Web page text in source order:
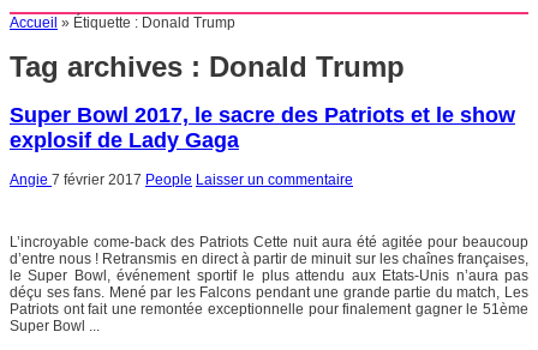
Accueil » Étiquette : Donald Trump
Tag archives : Donald Trump
Super Bowl 2017, le sacre des Patriots et le show
explosif de Lady Gaga
Angie 7 février 2017 People Laisser un commentaire
L’incroyable come-back des Patriots Cette nuit aura été agitée pour beaucoup
d’entre nous ! Retransmis en direct à partir de minuit sur les chaînes françaises,
le Super Bowl, événement sportif le plus attendu aux Etats-Unis n’aura pas
déçu ses fans. Mené par les Falcons pendant une grande partie du match, Les
Patriots ont fait une remontée exceptionnelle pour finalement gagner le 51ème
Super Bowl ...